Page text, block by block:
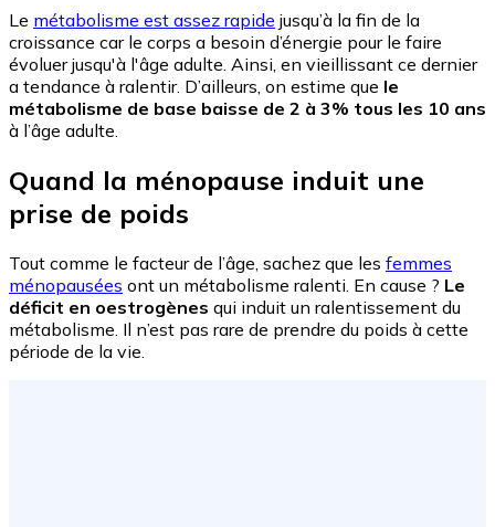
Le métabolisme est assez rapide jusqu’à la fin de la
croissance car le corps a besoin d’énergie pour le faire
évoluer jusqu'à l'âge adulte. Ainsi, en vieillissant ce dernier
a tendance à ralentir. D’ailleurs, on estime que le
métabolisme de base baisse de 2 à 3% tous les 10 ans
à l’âge adulte.
Quand la ménopause induit une
prise de poids
Tout comme le facteur de l’âge, sachez que les femmes
ménopausées ont un métabolisme ralenti. En cause ? Le
déficit en oestrogènes qui induit un ralentissement du
métabolisme. Il n’est pas rare de prendre du poids à cette
période de la vie.